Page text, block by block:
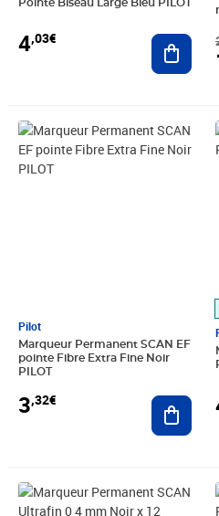
Pointe Biseau Large Bleu PILOT
4,03€
Pilot
Marqueur Permanent SCAN EF
pointe Fibre Extra Fine Noir
PILOT
3,32€
Prix 3,32€
Prix 23,82€